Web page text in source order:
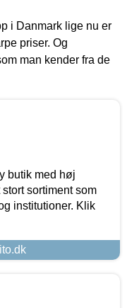
i Danmark lige nu er
priser. Og
man kender fra de
butik med høj
sortiment som
institutioner. Klik